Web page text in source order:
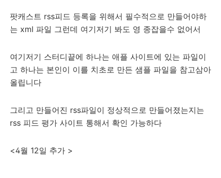
팟캐스트 rss피드 등록을 위해서 필수적으로 만들어야하
는 xml 파일 그런데 여기저기 봐도 영 종잡을수 없어서
여기저기 스터디끝에 하나는 애플 사이트에 있는 파일이
고 하나는 본인이 이를 치초로 만든 샘플 파일을 참고삼아
올립니다
그리고 만들어진 rss파일이 정상적으로 만들어졌는지는
rss 피드 평가 사이트 통해서 확인 가능하다
<4월 12일 추가 >